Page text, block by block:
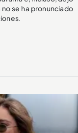
se ha pronunciado